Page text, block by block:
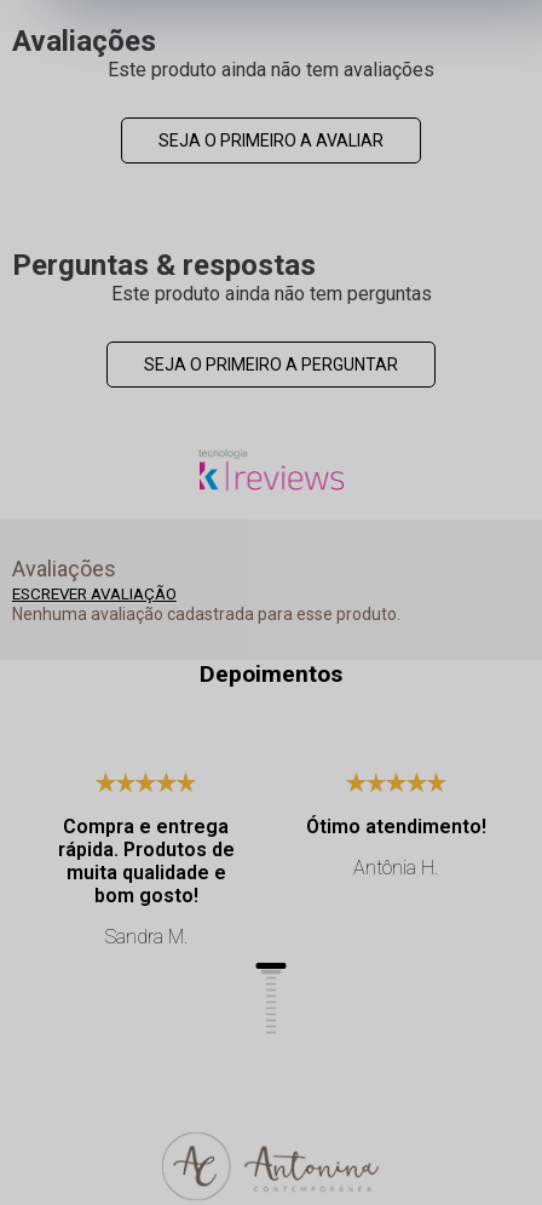
Avaliações
Este produto ainda não tem avaliações
SEJA O PRIMEIRO A AVALIAR
Perguntas & respostas
Este produto ainda não tem perguntas
SEJA O PRIMEIRO A PERGUNTAR
Avaliações
ESCREVER AVALIAÇÃO
Nenhuma avaliação cadastrada para esse produto.
Depoimentos
Compra e entrega
rápida. Produtos de
muita qualidade e
bom gosto!
Sandra M.
Ótimo atendimento!
Antônia H.